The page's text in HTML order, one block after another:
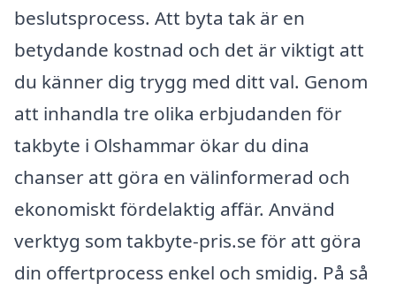
beslutsprocess. Att byta tak är en
betydande kostnad och det är viktigt att
du känner dig trygg med ditt val. Genom
att inhandla tre olika erbjudanden för
takbyte i Olshammar ökar du dina
chanser att göra en välinformerad och
ekonomiskt fördelaktig affär. Använd
verktyg som takbyte-pris.se för att göra
din offertprocess enkel och smidig. På så